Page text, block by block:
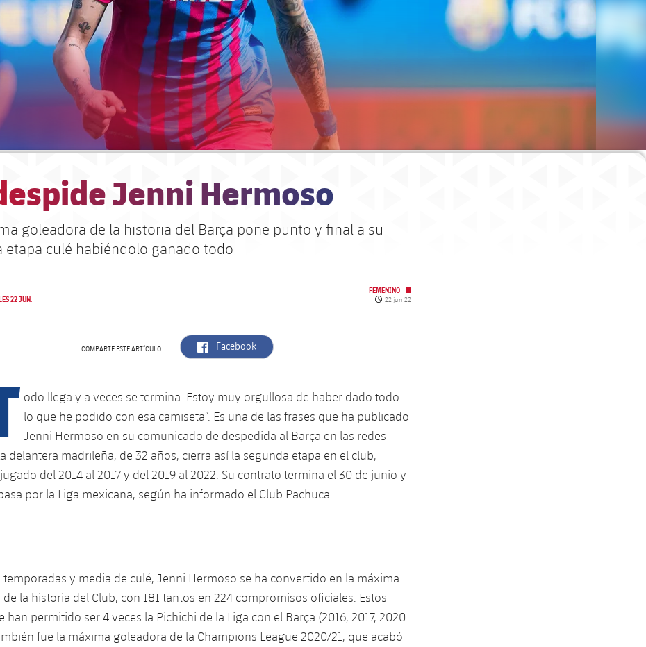
Jenni Hermoso
goleadora de la historia del Barça pone punto y final a su
etapa culé habiéndolo ganado todo
22 JUN.
FEMENINO
Fecha de publicación
22 jun 22
COMPARTE ESTE ARTÍCULO label.aria.facebook
Facebook
odo llega y a veces se termina. Estoy muy orgullosa de haber dado todo
lo que he podido con esa camiseta”. Es una de las frases que ha publicado
Jenni Hermoso en su comunicado de despedida al Barça en las redes
delantera madrileña, de 32 años, cierra así la segunda etapa en el club,
del 2014 al 2017 y del 2019 al 2022. Su contrato termina el 30 de junio y
por la Liga mexicana, según ha informado el Club Pachuca.
temporadas y media de culé, Jenni Hermoso se ha convertido en la máxima
la historia del Club, con 181 tantos en 224 compromisos oficiales. Estos
han permitido ser 4 veces la Pichichi de la Liga con el Barça (2016, 2017, 2020
fue la máxima goleadora de la Champions League 2020/21, que acabó